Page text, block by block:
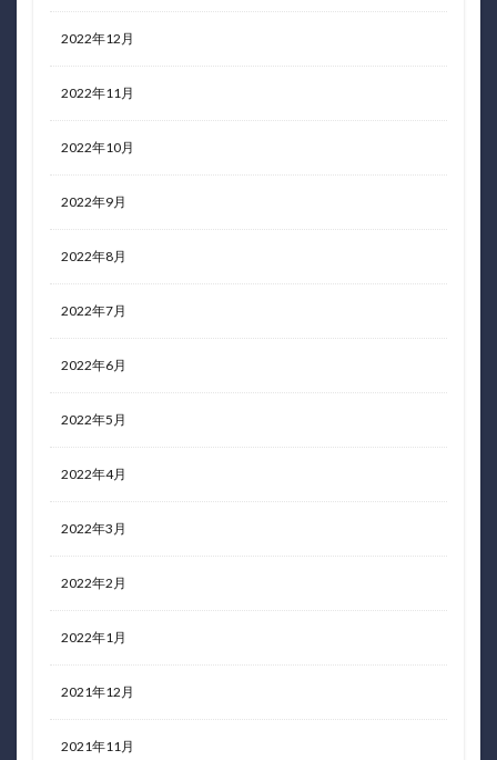
2022年12月
2022年11月
2022年10月
2022年9月
2022年8月
2022年7月
2022年6月
2022年5月
2022年4月
2022年3月
2022年2月
2022年1月
2021年12月
2021年11月